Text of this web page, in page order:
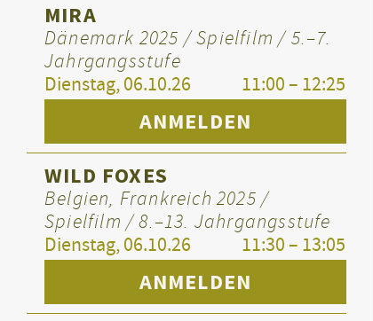
MIRA
Dänemark 2025 / Spielfilm / 5.–7.
Jahrgangsstufe
Dienstag, 06.10.26
11:00 – 12:25
ANMELDEN
WILD FOXES
Belgien, Frankreich 2025 /
Spielfilm / 8.–13. Jahrgangsstufe
Dienstag, 06.10.26
11:30 – 13:05
ANMELDEN